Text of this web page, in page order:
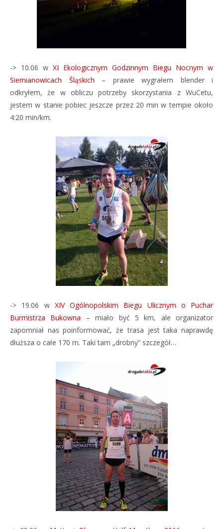
-> 10.06 w XI Ekologicznym Godzinnym Biegu Nocnym w
Siemianowicach Śląskich – prawie wygrałem blender i
odkryłem, że w obliczu potrzeby skorzystania z WuCetu,
jestem w stanie pobiec jeszcze przez 20 min w tempie około
4:20 min/km.
-> 19.06 w XIV Ogólnopolskim Biegu Ulicznym o Puchar
Burmistrza Bukowna – miało być 5 km, ale organizator
zapomniał nas poinformować, że trasa jest taka naprawdę
dłuższa o całe 170 m. Taki tam „drobny” szczegół…